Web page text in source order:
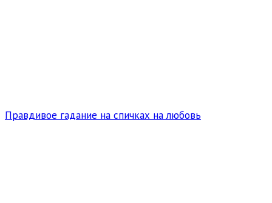
Правдивое гадание на спичках на любовь